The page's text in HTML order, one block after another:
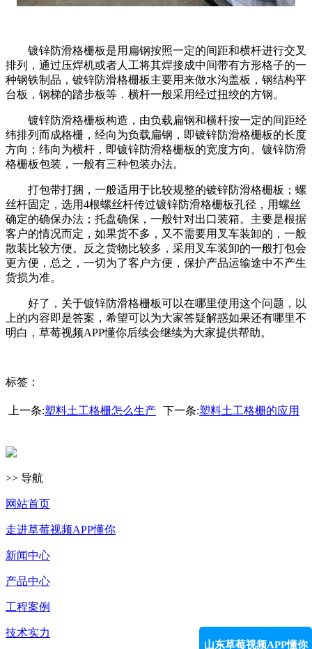
镀锌防滑格栅板是用扁钢按照一定的间距和横杆进行交叉
排列，通过压焊机或者人工将其焊接成中间带有方形格子的一
种钢铁制品，镀锌防滑格栅板主要用来做水沟盖板，钢结构平
台板，钢梯的踏步板等．横杆一般采用经过扭绞的方钢。
镀锌防滑格栅板构造，由负载扁钢和横杆按一定的间距经
纬排列而成格栅，经向为负载扁钢，即镀锌防滑格栅板的长度
方向；纬向为横杆，即镀锌防滑格栅板的宽度方向。镀锌防滑
格栅板包装，一般有三种包装办法。
打包带打捆，一般适用于比较规整的镀锌防滑格栅板；螺
丝杆固定，选用4根螺丝杆传过镀锌防滑格栅板孔径，用螺丝
确定的确保办法；托盘确保，一般针对出口装箱。主要是根据
客户的情况而定，如果货不多，又不需要用叉车装卸的，一般
散装比较方便。反之货物比较多，采用叉车装卸的一般打包会
更方便，总之，一切为了客户方便，保护产品运输途中不产生
货损为准。
好了，关于镀锌防滑格栅板可以在哪里使用这个问题，以
上的内容即是答案，希望可以为大家答疑解惑如果还有哪里不
明白，草莓视频APP懂你后续会继续为大家提供帮助。
标签：
上一条:塑料土工格栅怎么生产 下一条:塑料土工格栅的应用
>> 导航
网站首页
走进草莓视频APP懂你
新闻中心
产品中心
工程案例
技术实力
山东草莓视频APP懂你